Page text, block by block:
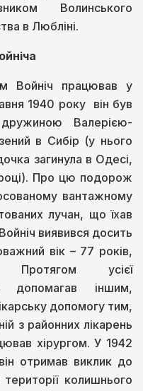
Волинського
в Любліні.
Войніч працював у
1940 року він був
Валерією-
в Сибір (у нього
загинула в Одесі,
Про цю подорож
вантажному
лучан, що їхав
виявився досить
вік – 77 років,
Протягом усієї
допомагав іншим,
допомогу тим,
з районних лікарень
хірургом. У 1942
отримав виклик до
колишнього